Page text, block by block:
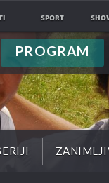
SPORT
PROGRAM